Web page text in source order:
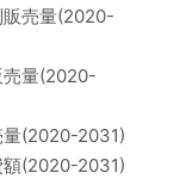
販売量(2020-
売量(2020-
量(2020-2031)
額(2020-2031)